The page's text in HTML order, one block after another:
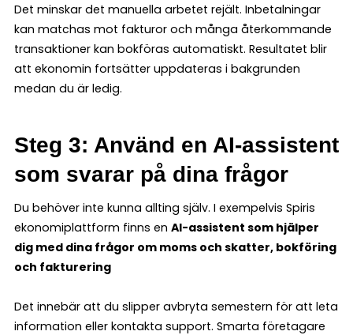
Det minskar det manuella arbetet rejält. Inbetalningar
kan matchas mot fakturor och många återkommande
transaktioner kan bokföras automatiskt. Resultatet blir
att ekonomin fortsätter uppdateras i bakgrunden
medan du är ledig.
Steg 3: Använd en AI-assistent
som svarar på dina frågor
Du behöver inte kunna allting själv. I exempelvis Spiris
ekonomiplattform finns en AI-assistent som hjälper
dig med dina frågor om moms och skatter, bokföring
och fakturering
Det innebär att du slipper avbryta semestern för att leta
information eller kontakta support. Smarta företagare